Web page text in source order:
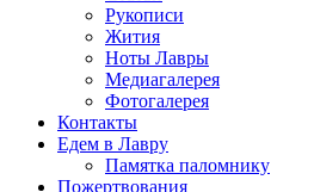
Рукописи
Жития
Ноты Лавры
Медиагалерея
Фотогалерея
Контакты
Едем в Лавру
Памятка паломнику
Пожертвования